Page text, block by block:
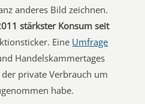
anderes Bild zeichnen.
stärkster Konsum seit
Eine Umfrage
Handelskammertages
der private Verbrauch um
habe.